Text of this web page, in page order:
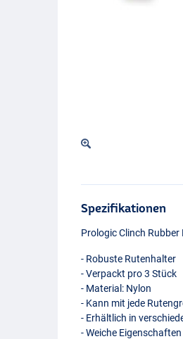
Spezifikationen
Prologic Clinch
- Robuste Rutenhalter
- Verpackt pro 3 Stück
- Material: Nylon
- Kann mit jede
- Erhältlich in
- Weiche Eigenschaften